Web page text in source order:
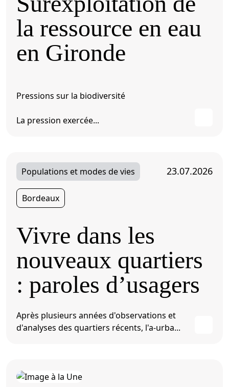
la ressource en eau
en Gironde
Pressions sur la biodiversité
La pression exercée...
Populations et modes de vies 23.07.2026
Bordeaux
Vivre dans les
nouveaux quartiers
: paroles d’usagers
Après plusieurs années d'observations et
d'analyses des quartiers récents, l'a-urba...